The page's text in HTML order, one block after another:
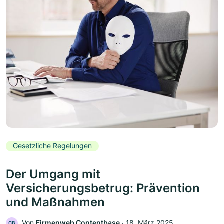
Gesetzliche Regelungen
Der Umgang mit
Versicherungsbetrug: Prävention
und Maßnahmen